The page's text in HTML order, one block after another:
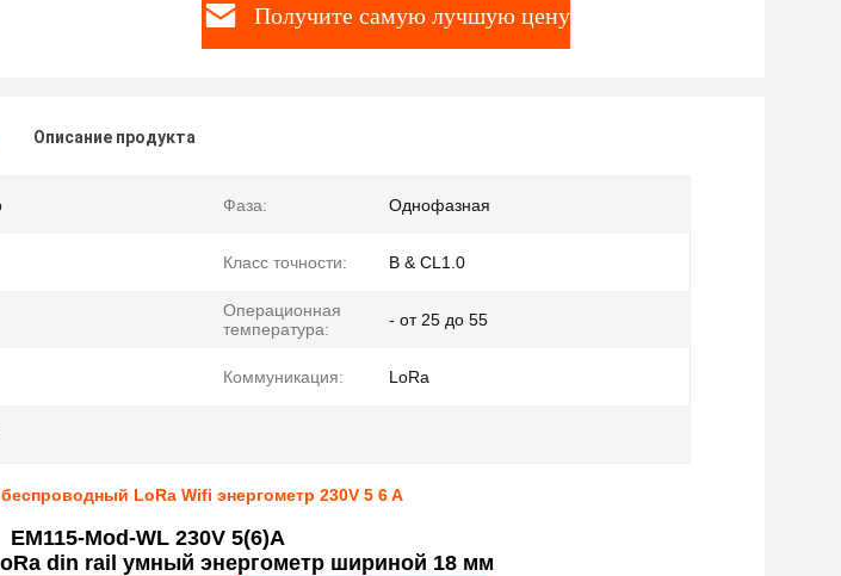
Получите самую лучшую цену
Описание продукта
Фаза: Однофазная
Класс точности: B & CL1.0
Операционная
температура:
- от 25 до 55
Коммуникация: LoRa
LoRa Wifi энергометр 230V 5 6 A
EM115-Mod-WL 230V 5(6)A
din rail умный энергометр шириной 18 мм